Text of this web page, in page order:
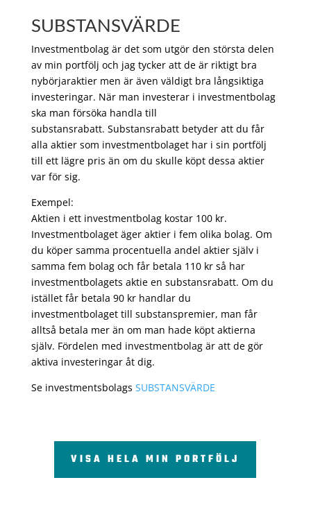
SUBSTANSVÄRDE
Investmentbolag är det som utgör den största delen
av min portfölj och jag tycker att de är riktigt bra
nybörjaraktier men är även väldigt bra långsiktiga
investeringar. När man investerar i investmentbolag
ska man försöka handla till
substansrabatt. Substansrabatt betyder att du får
alla aktier som investmentbolaget har i sin portfölj
till ett lägre pris än om du skulle köpt dessa aktier
var för sig.
Exempel:
Aktien i ett investmentbolag kostar 100 kr.
Investmentbolaget äger aktier i fem olika bolag. Om
du köper samma procentuella andel aktier själv i
samma fem bolag och får betala 110 kr så har
investmentbolagets aktie en substansrabatt. Om du
istället får betala 90 kr handlar du
investmentbolaget till substanspremier, man får
alltså betala mer än om man hade köpt aktierna
själv. Fördelen med investmentbolag är att de gör
aktiva investeringar åt dig.
Se investmentsbolags SUBSTANSVÄRDE
VISA HELA MIN PORTFÖLJ